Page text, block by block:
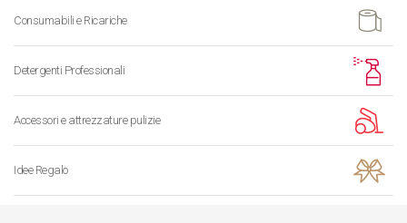
Consumabili e Ricariche
Detergenti Professionali
Accessori e attrezzature pulizie
Idee Regalo